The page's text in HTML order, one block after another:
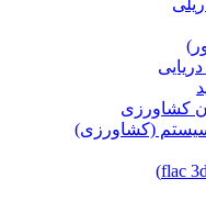
کشاورزی
(کشاورزی)